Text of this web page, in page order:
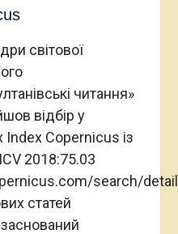
світової
читання»
відбір у
Copernicus із
2018:75.03
search/
статей
заснований